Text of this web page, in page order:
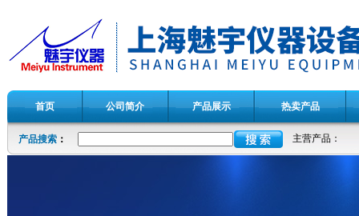
首页 公司简介 产品展示 热卖产品
产品搜索 ： 主营产品：